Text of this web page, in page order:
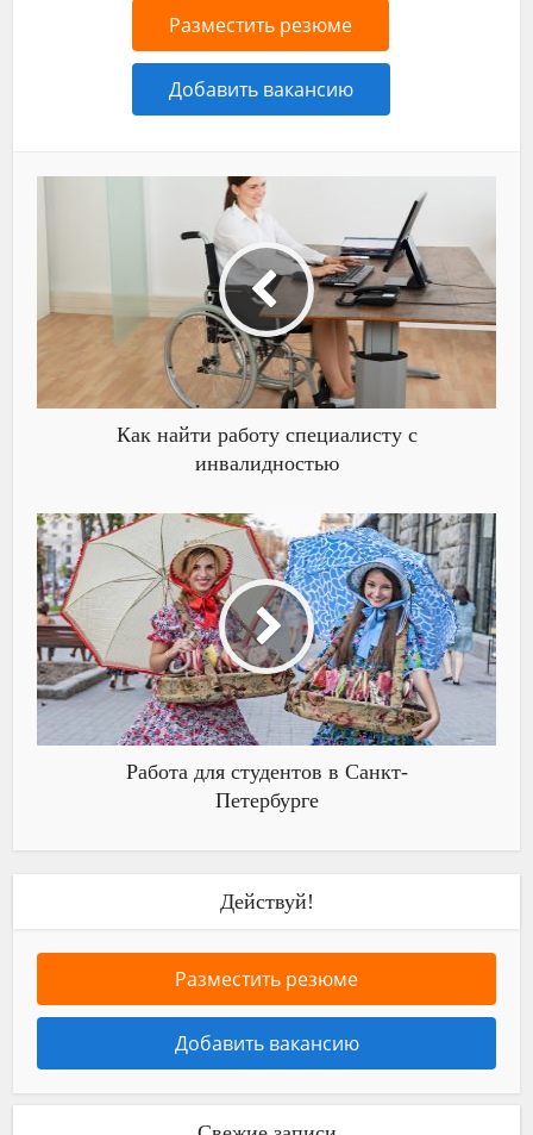
Разместить резюме
Добавить вакансию
Как найти работу специалисту с
инвалидностью
Работа для студентов в Санкт-
Петербурге
Действуй!
Разместить резюме
Добавить вакансию